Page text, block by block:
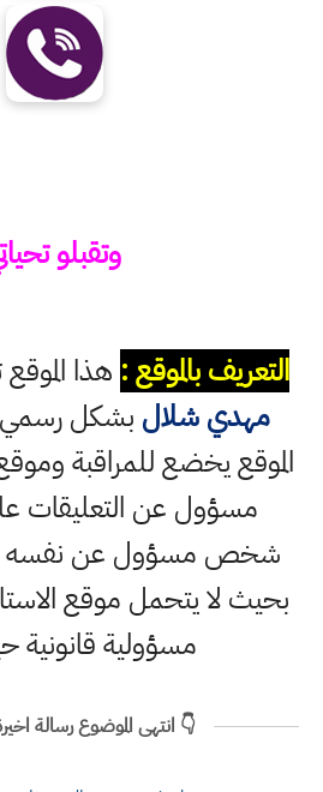
وتقبلو
التعريف بالموقع : هذا
مهدي شلال بشكل رسمي
الموقع يخضع للمراقبة
مسؤول عن التعليقات
شخص مسؤول عن نفسه
بحيث لا يتحمل موقع
مسؤولية قانونية
👇 انتهى الموضوع رسالة